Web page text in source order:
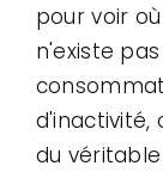
pour voir
n'existe
d'inactivité,
du